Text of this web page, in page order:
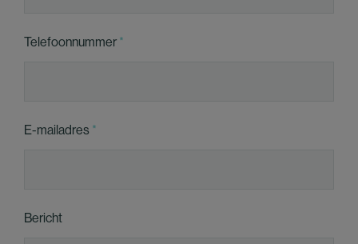
Telefoonnummer
E-mailadres
Bericht